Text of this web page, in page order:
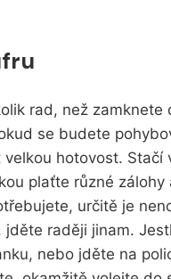
rad, než
se budete
hotovost. Stačí
plaťte různé
určitě je
jděte raději jinam.
nebo jděte na